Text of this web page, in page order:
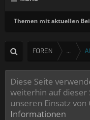
Themen mit aktuellen
FOREN ...
Diese Seite
weiterhin auf dieser
unseren Einsatz von
Informationen